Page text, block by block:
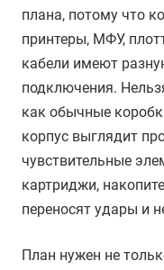
плана, потому что
принтеры, МФУ,
кабели имеют
подключения.
как обычные
корпус выглядит
чувствительные
картриджи,
переносят удары и
План нужен не